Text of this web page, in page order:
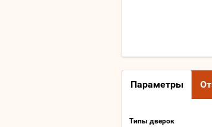
Параметры
Типы дверок